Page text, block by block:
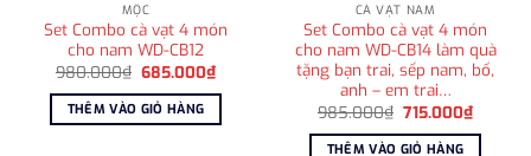
MỘC
Set Combo cà vạt 4 món
cho nam WD-CB12
980.000₫ Giá
là:
980.000₫.
685.000₫Giá
hiện
tại
685.000₫.
THÊM VÀO GIỎ HÀNG
CÀ VẠT NAM
Set Combo cà vạt 4 món
cho nam WD-CB14 làm quà
tặng bạn trai, sếp nam, bố,
anh – em trai…
985.000₫ Giá
là:
715.000₫Giá
hiện
tại
THÊM VÀO GIỎ HÀNG